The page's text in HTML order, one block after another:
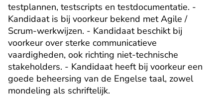
testplannen, testscripts en testdocumentatie. -
Kandidaat is bij voorkeur bekend met Agile /
Scrum-werkwijzen. - Kandidaat beschikt bij
voorkeur over sterke communicatieve
vaardigheden, ook richting niet-technische
stakeholders. - Kandidaat heeft bij voorkeur een
goede beheersing van de Engelse taal, zowel
mondeling als schriftelijk.